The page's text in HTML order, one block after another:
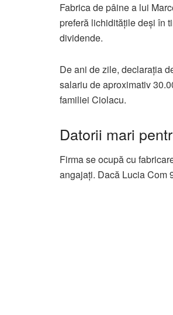
Fabrica de pâine a lui
preferă lichiditățile deși în
dividende.
De ani de zile, declarația
salariu de aproximativ
familiei Ciolacu.
Datorii mari
Firma se ocupă cu
angajați. Dacă Lucia Com